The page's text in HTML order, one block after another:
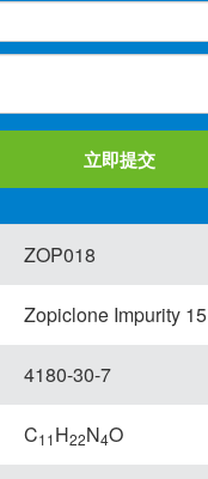
立即提交
ZOP018
Zopiclone Impurity 15
4180-30-7
C11H22N4O